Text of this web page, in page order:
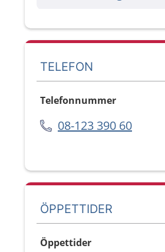
TELEFON
Telefonnummer
08-123 390 60
ÖPPETTIDER
Öppettider